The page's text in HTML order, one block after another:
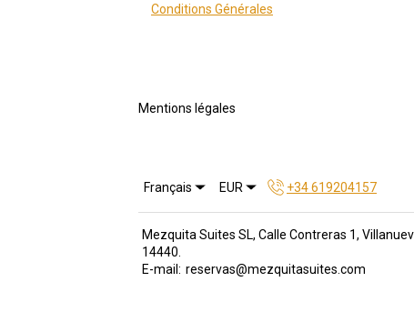
Conditions Générales
Mentions légales
Français EUR +34 619204157
Mezquita Suites SL, Calle Contreras 1,
14440
E-mail: reservas@mezquitasuites.com